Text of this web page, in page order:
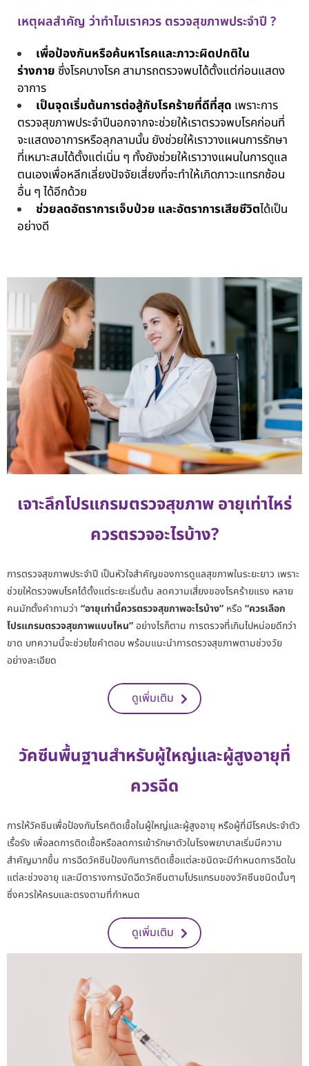
เหตุผลสำคัญ ว่าทำไมเราควร ตรวจสุขภาพประจำปี ?
เพื่อป้องกันหรือค้นหาโรคและภาวะผิดปกติใน
ร่างกายซึ่งโรคบางโรค สามารถตรวจพบได้ตั้งแต่ก่อนแสดง
อาการ
เป็นจุดเริ่มต้นการต่อสู้กับโรคร้ายที่ดีที่สุด เพราะการ
ตรวจสุขภาพประจำปีนอกจากจะช่วยให้เราตรวจพบโรคก่อนที่
จะแสดงอาการหรือลุกลามนั้น ยังช่วยให้เราวางแผนการรักษา
ที่เหมาะสมได้ตั้งแต่เนิ่น ๆ ทั้งยังช่วยให้เราวางแผนในการดูแล
ตนเองเพื่อหลีกเลี่ยงปัจจัยเสี่ยงที่จะทำให้เกิดภาวะแทรกซ้อน
อื่น ๆ ได้อีกด้วย
ช่วยลดอัตราการเจ็บป่วย และอัตราการเสียชีวิตได้เป็น
อย่างดี
เจาะลึกโปรแกรมตรวจสุขภาพอายุเท่าไหร่
ควรตรวจอะไรบ้าง?
การตรวจสุขภาพประจำปี เป็นหัวใจสำคัญของการดูแลสุขภาพในระยะยาว เพราะ
ช่วยให้ตรวจพบโรคได้ตั้งแต่ระยะเริ่มต้น ลดความเสี่ยงของโรคร้ายแรง หลาย
คนมักตั้งคำถามว่า “อายุเท่านี้ควรตรวจสุขภาพอะไรบ้าง” หรือ“ควรเลือก
โปรแกรมตรวจสุขภาพแบบไหน”อย่างไรก็ตาม การตรวจที่เกินไปหน่อยดีกว่า
ขาด บทความนี้จะช่วยไขคำตอบ พร้อมแนะนำการตรวจสุขภาพตามช่วงวัย
อย่างละเอียด
ดูเพิ่มเติม
วัคซีนพื้นฐานสำหรับผู้ใหญ่และผู้สูงอายุที่
ควรฉีด
การให้วัคซีนเพื่อป้องกันโรคติดเชื้อในผู้ใหญ่และผู้สูงอายุ หรือผู้ที่มีโรคประจำตัว
เรื้อรัง เพื่อลดการติดเชื้อหรือลดการเข้ารักษาตัวในโรงพยาบาลเริ่มมีความ
สำคัญมากขึ้น การฉีดวัคซีนป้องกันการติดเชื้อแต่ละชนิดจะมีกำหนดการฉีดใน
แต่ละช่วงอายุ และมีตารางการนัดฉีดวัคซีนตามโปรแกรมของวัคซีนชนิดนั้นๆ
ซึ่งควรให้ครบและตรงตามที่กำหนด
ดูเพิ่มเติม